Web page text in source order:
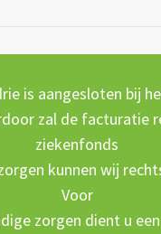
is aangesloten bij
zal de facturatie
ziekenfonds
kunnen wij
Voor
zorgen dient u